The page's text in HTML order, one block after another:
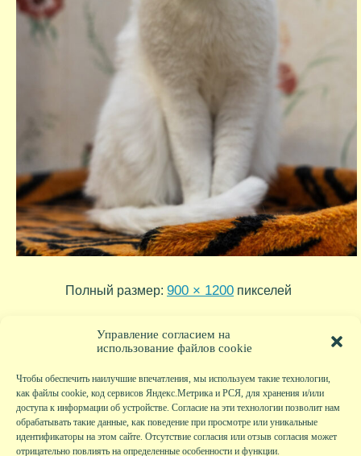
Управление согласием на
использование файлов cookie
Чтобы обеспечить наилучшие впечатления, мы используем такие технологии,
как файлы cookie, код сервисов Яндекс.Метрика и РСЯ, для хранения и/или
доступа к информации об устройстве. Согласие на эти технологии позволит нам
обрабатывать такие данные, как поведение при просмотре или уникальные
идентификаторы на этом сайте. Отсутствие согласия или отзыв согласия может
отрицательно повлиять на определенные особенности и функции.
Полный размер: 900 × 1200 пикселей